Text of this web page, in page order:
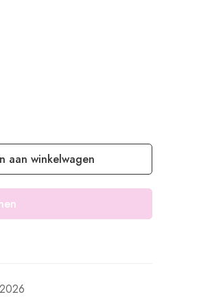
aan winkelwagen